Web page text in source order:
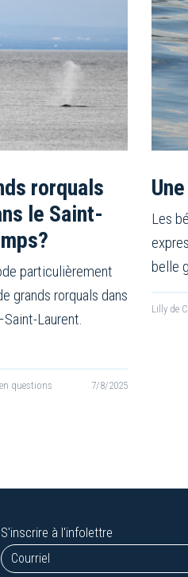
rorquals
le Saint-
particulièrement
grands rorquals dans
Laurent.
questions 7/8/2025
Les
belle
Lilly de
S'inscrire à l'infolettre